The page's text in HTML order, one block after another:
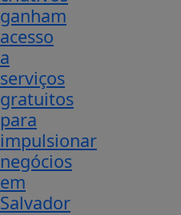
ganham
acesso
a
serviços
gratuitos
para
impulsionar
negócios
em
Salvador